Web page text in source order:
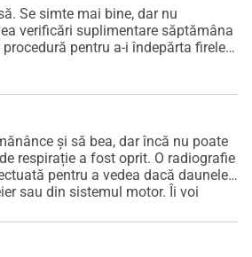
Se simte mai bine, dar nu
verificări suplimentare săptămâna
pentru a-i îndepărta firele
și să bea, dar încă nu poate
respirație a fost oprit. O radiografie
pentru a vedea dacă daunele
sau din sistemul motor. Îi voi
de material pentru a simți un miros